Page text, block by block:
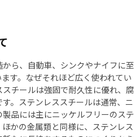
ら、自動車、シンクやナイフに至
す。なぜそれほど広く使われてい
チールは強固で耐久性に優れ、腐
。ステンレススチールは通常、ニ
品には主にニッケルフリーのステ
かの金属類と同様に、ステンレス